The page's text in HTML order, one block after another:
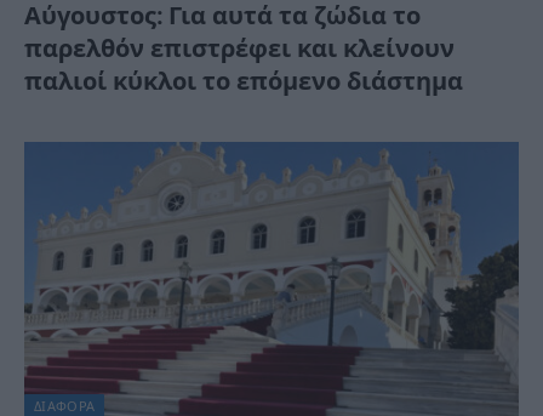
Αύγουστος: Για αυτά τα ζώδια το
παρελθόν επιστρέφει και κλείνουν
παλιοί κύκλοι το επόμενο διάστημα
ΔΙΆΦΟΡΑ